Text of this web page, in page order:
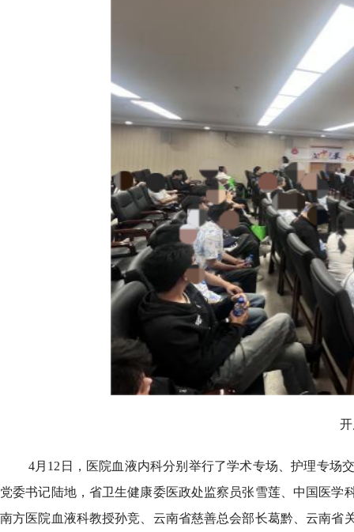
4月12日，医院血液内科分别举行了学术专场、护理专场
党委书记陆地，省卫生健康委医政处监察员张雪莲、中国医
南方医院血液科教授孙竞、云南省慈善总会部长葛黔、云南